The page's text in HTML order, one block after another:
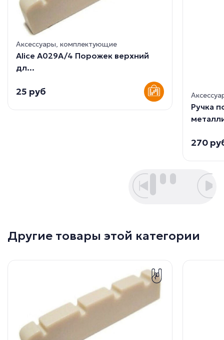
Аксессуары, комплектующие
Alice A029A/4 Порожек верхний
дл...
25 руб
Ручка
270
Другие товары этой категории